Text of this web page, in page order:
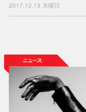
2017.12.13 水曜日